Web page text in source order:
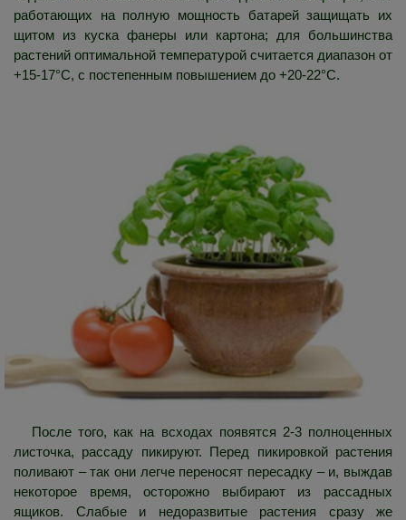
работающих на полную мощность батарей защищать их
щитом из куска фанеры или картона; для большинства
растений оптимальной температурой считается диапазон от
+15-17°C, с постепенным повышением до +20-22°C.
После того, как на всходах появятся 2-3 полноценных
листочка, рассаду пикируют. Перед пикировкой растения
поливают – так они легче переносят пересадку – и, выждав
некоторое время, осторожно выбирают из рассадных
ящиков. Слабые и недоразвитые растения сразу же